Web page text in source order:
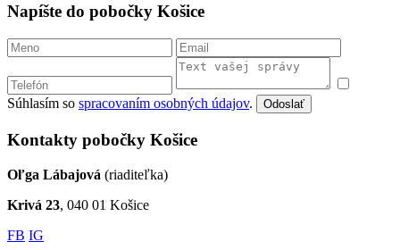
Napíšte do pobočky Košice
Súhlasím so spracovaním osobných údajov. Odoslať
Kontakty pobočky Košice
Oľga Lábajová (riaditeľka)
Krivá 23, 040 01 Košice
FB IG